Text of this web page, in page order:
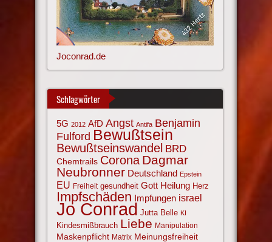
Joconrad.de
Schlagwörter
5G 2012 AfD Angst Antifa Benjamin
Fulford Bewußtsein
Bewußtseinswandel BRD
Chemtrails Corona Dagmar
Neubronner Deutschland Epstein
EU Freiheit gesundheit Gott Heilung Herz
Impfschäden Impfungen israel
Jo Conrad Jutta Belle KI
Kindesmißbrauch Liebe Manipulation
Maskenpflicht Matrix Meinungsfreiheit